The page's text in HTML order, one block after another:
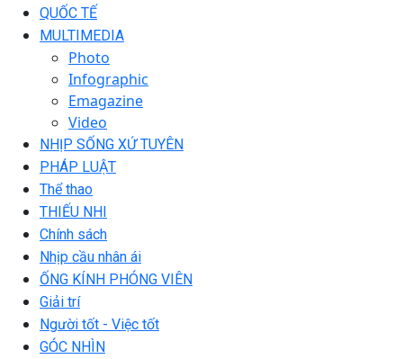
QUỐC TẾ
MULTIMEDIA
Photo
Infographic
Emagazine
Video
NHỊP SỐNG XỨ TUYÊN
PHÁP LUẬT
Thể thao
THIẾU NHI
Chính sách
Nhịp cầu nhân ái
ỐNG KÍNH PHÓNG VIÊN
Giải trí
Người tốt - Việc tốt
GÓC NHÌN